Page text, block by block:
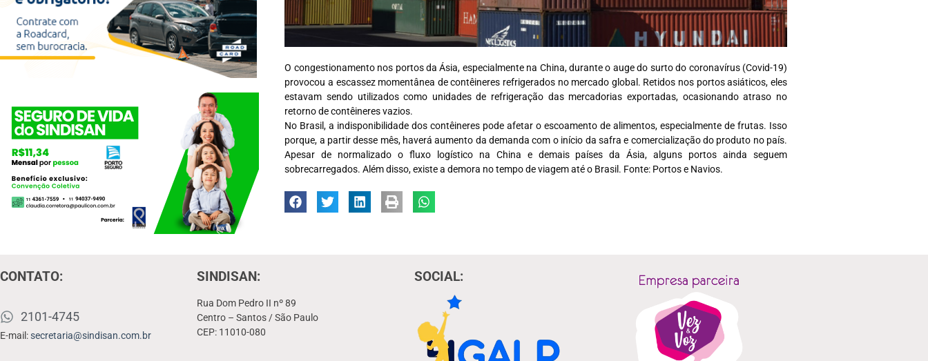
O congestionamento nos portos da Ásia, especialmente na China, durante o auge do surto do coronavírus (Covid-19)
provocou a escassez momentânea de contêineres refrigerados no mercado global. Retidos nos portos asiáticos, eles
estavam sendo utilizados como unidades de refrigeração das mercadorias exportadas, ocasionando atraso no
retorno de contêineres vazios.
No Brasil, a indisponibilidade dos contêineres pode afetar o escoamento de alimentos, especialmente de frutas. Isso
porque, a partir desse mês, haverá aumento da demanda com o início da safra e comercialização do produto no país.
Apesar de normalizado o fluxo logístico na China e demais países da Ásia, alguns portos ainda seguem
sobrecarregados. Além disso, existe a demora no tempo de viagem até o Brasil. Fonte: Portos e Navios.
CONTATO:
2101-4745
E-mail:secretaria@sindisan.com.br
SINDISAN:
Rua Dom Pedro II nº 89
Centro – Santos / São Paulo
CEP: 11010-080
SOCIAL: